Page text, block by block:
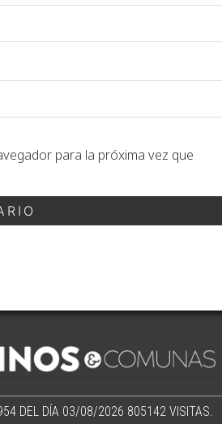
para la próxima vez que
N° 2954 DEL DÍA 03/08/2026 805142 VISITAS.